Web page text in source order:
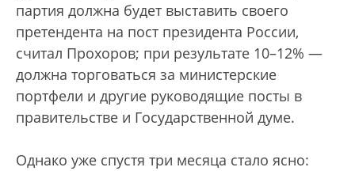
партия должна будет выставить своего
претендента на пост президента России,
считал Прохоров; при результате 10–12% —
должна торговаться за министерские
портфели и другие руководящие посты в
правительстве и Государственной думе.
Однако уже спустя три месяца стало ясно: